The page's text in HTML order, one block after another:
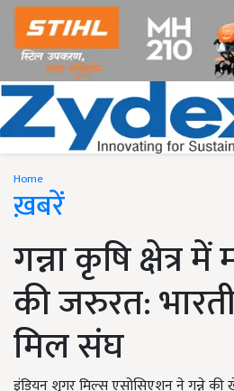
Home
ख़बरें
गन्ना कृषि क्षेत्र
की जरुरत:
मिल संघ
इंडियन शुगर मिल्स एसोसिएशन ने गन्ने